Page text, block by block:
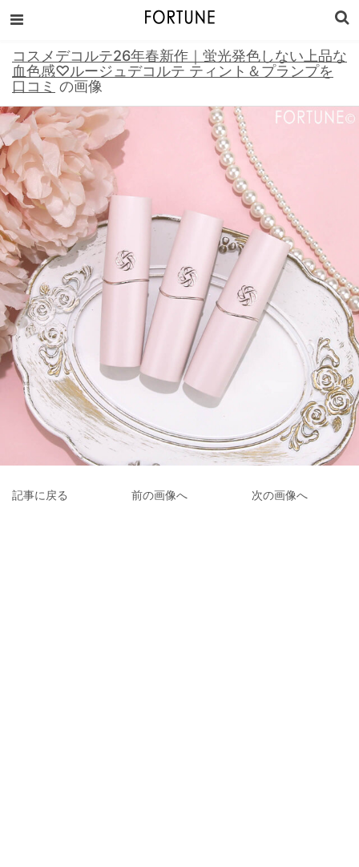
コスメデコルテ26年春新作｜蛍光発色しない上品な
血色感♡ルージュデコルテ ティント＆プランプを
口コミ の画像
記事に戻る 前の画像へ 次の画像へ